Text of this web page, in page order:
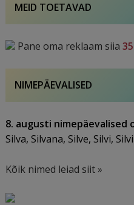
MEID TOETAVAD
Pane oma reklaam siia
NIMEPÄEVALISED
8. augusti nimepäevalised
Silva, Silvana, Silve, Silvi,
Kõik nimed leiad siit »